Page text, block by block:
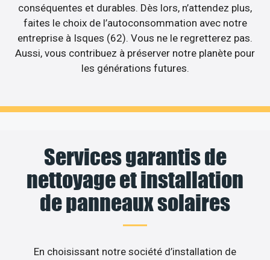
conséquentes et durables. Dès lors, n’attendez plus,
faites le choix de l’autoconsommation avec notre
entreprise à Isques (62). Vous ne le regretterez pas.
Aussi, vous contribuez à préserver notre planète pour
les générations futures.
Services garantis de
nettoyage et installation
de panneaux solaires
En choisissant notre société d’installation de